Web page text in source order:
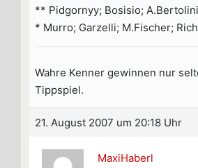
** Pidgornyy; Bosisio;
* Murro; Garzelli; M.Fischer;
Wahre Kenner gewinnen nur
Tippspiel.
21. August 2007 um 20:18 Uhr
MaxiHaberl